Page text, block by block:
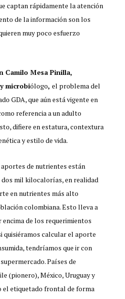
captan rápidamente la atención
de la información son los
muy poco esfuerzo
Camilo Mesa Pinilla,
microbiólogo, el problema del
GDA, que aún está vigente en
referencia a un adulto
difiere en estatura, contextura
y estilo de vida.
aportes de nutrientes están
dos mil kilocalorías, en realidad
en nutrientes más alto
colombiana. Esto lleva a
de los requerimientos
quisiéramos calcular el aporte
tendríamos que ir con
Países de
(pionero), México, Uruguay y
el etiquetado frontal de forma